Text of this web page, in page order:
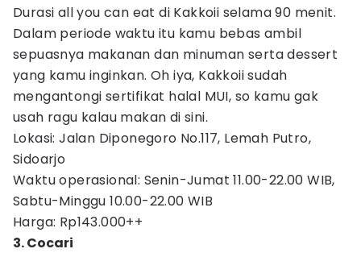
Durasi all you can eat di Kakkoii selama 90 menit.
Dalam periode waktu itu kamu bebas ambil
sepuasnya makanan dan minuman serta dessert
yang kamu inginkan. Oh iya, Kakkoii sudah
mengantongi sertifikat halal MUI, so kamu gak
usah ragu kalau makan di sini.
Lokasi: Jalan Diponegoro No.117, Lemah Putro,
Sidoarjo
Waktu operasional: Senin-Jumat 11.00-22.00 WIB,
Sabtu-Minggu 10.00-22.00 WIB
Harga: Rp143.000++
3. Cocari